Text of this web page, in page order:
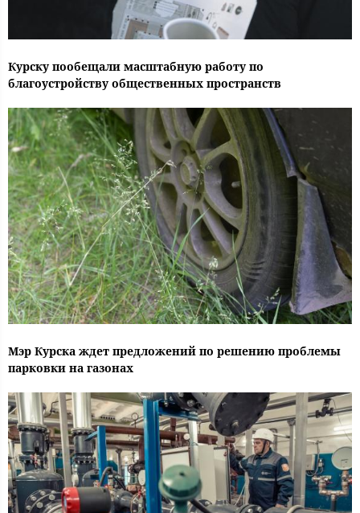
Курску пообещали масштабную работу по
благоустройству общественных пространств
Мэр Курска ждет предложений по решению проблемы
парковки на газонах